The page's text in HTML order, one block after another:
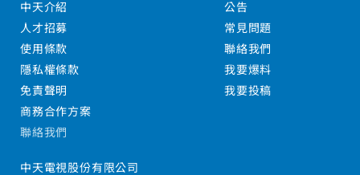
中天介紹
人才招募
使用條款
隱私權條款
免責聲明
商務合作方案
公告
常見問題
聯絡我們
我要爆料
我要投稿
聯絡我們
中天電視股份有限公司